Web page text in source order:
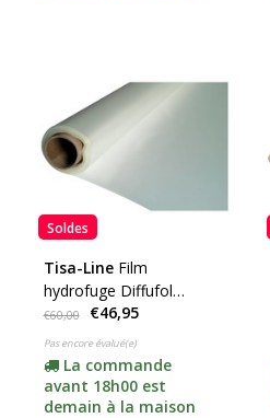
Soldes
Tisa-Line Film
hydrofuge Diffufol
(120mu) (rouleau de
30m2)
€60,00 €46,95
Pas encore évalué(e)
La commande
avant 18h00 est
demain à la maison